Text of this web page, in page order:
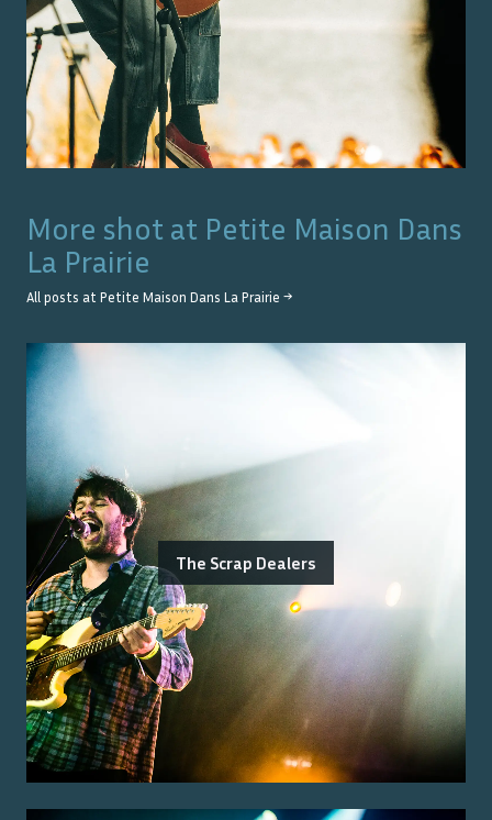
More shot at Petite Maison Dans
La Prairie
All posts at Petite Maison Dans La Prairie →
The Scrap Dealers